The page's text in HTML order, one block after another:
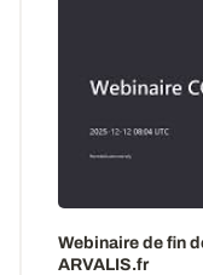
Webinaire de fin
ARVALIS.fr